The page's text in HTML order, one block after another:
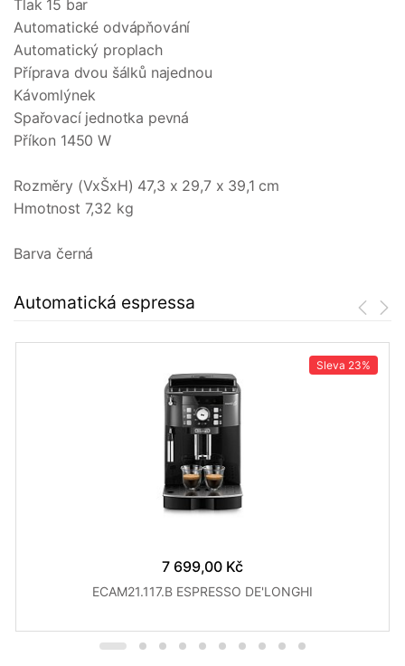
Tlak 15 bar
Automatické odvápňování
Automatický proplach
Příprava dvou šálků najednou
Kávomlýnek
Spařovací jednotka pevná
Příkon 1450 W
Rozměry (VxŠxH) 47,3 x 29,7 x 39,1 cm
Hmotnost 7,32 kg
Barva černá
Automatická espressa
Sleva 23%
7 699,00 Kč
ECAM21.117.B ESPRESSO DE'LONGHI